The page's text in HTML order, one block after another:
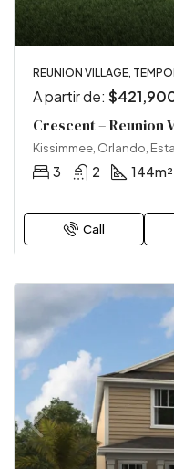
REUNION VILLAGE,
A partir de:
Crescent – Reunion
Kissimmee, Orlando,
3 2 144m²
Call